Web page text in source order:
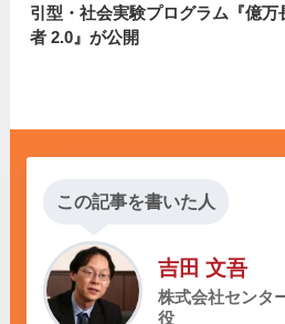
引型・社会実験プログラム『億万
者 2.0』が公開
この記事を書いた人
吉田 文吾
株式会社センタ
役